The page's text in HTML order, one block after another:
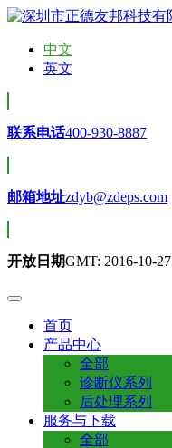
中文
英文
联系电话400-930-8887
邮箱地址zdyb@zdeps.com
开放日期GMT: 2016-10-27
首页
产品中心
全部
诊断仪系列
后处理系列
服务与下载
全部